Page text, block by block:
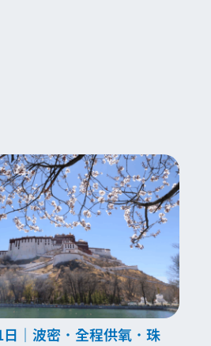
｜波密．全程供氧．珠